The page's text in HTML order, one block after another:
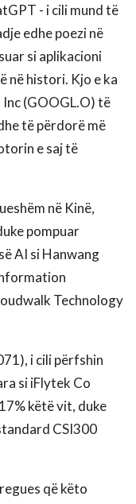
- i cili mund të
edhe poezi në
si aplikacioni
në histori. Kjo e ka
(GOOGL.O) të
të përdorë më
e saj të
në Kinë,
pompuar
AI si Hanwang
Technology
i cili përfshin
si iFlytek Co
këtë vit, duke
CSI300
që këto